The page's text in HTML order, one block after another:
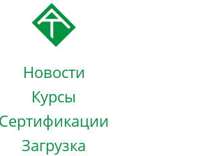
Новости
Курсы
Сертификации
Загрузка